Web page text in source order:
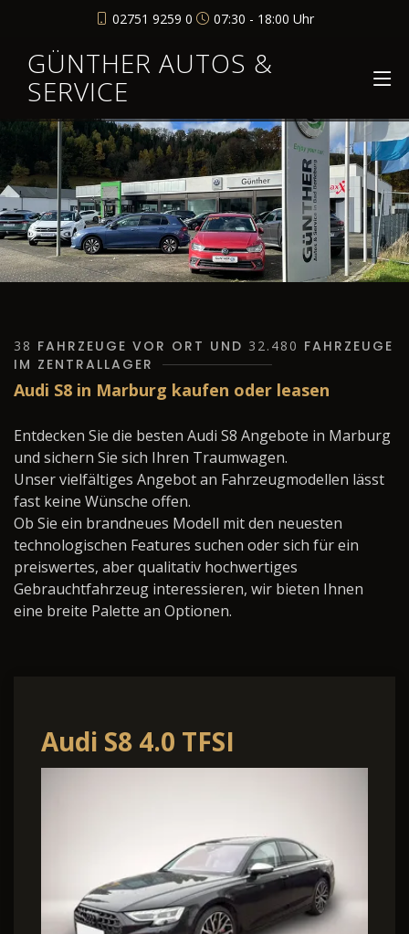
02751 9259 0 07:30 - 18:00 Uhr
GÜNTHER AUTOS &
SERVICE
38 FAHRZEUGE VOR ORT UND 32.480 FAHRZEUGE
IM ZENTRALLAGER
Audi S8 in Marburg kaufen oder leasen
Entdecken Sie die besten Audi S8 Angebote in Marburg
und sichern Sie sich Ihren Traumwagen.
Unser vielfältiges Angebot an Fahrzeugmodellen lässt
fast keine Wünsche offen.
Ob Sie ein brandneues Modell mit den neuesten
technologischen Features suchen oder sich für ein
preiswertes, aber qualitativ hochwertiges
Gebrauchtfahrzeug interessieren, wir bieten Ihnen
eine breite Palette an Optionen.
Audi S8 4.0 TFSI
quattro*UPE 190.000¤